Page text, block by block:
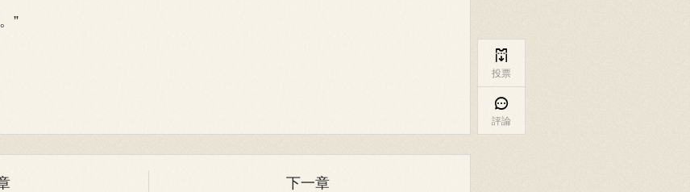
”
下一章

投票

評論